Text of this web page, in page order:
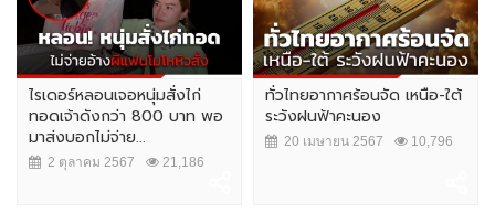
ไรเดอร์หลอนเจอหนุ่มสั่งไก่
ทอดเจ้าดังกว่า 800 บาท พอ
มาส่งบอกไม่จ่าย...
2 ตุลาคม 2567 21,186
ทั่วไทยอากาศร้อนจัด เหนือ-ใต้
ระวังฝนฟ้าคะนอง
20 เมษายน 2567 10,796